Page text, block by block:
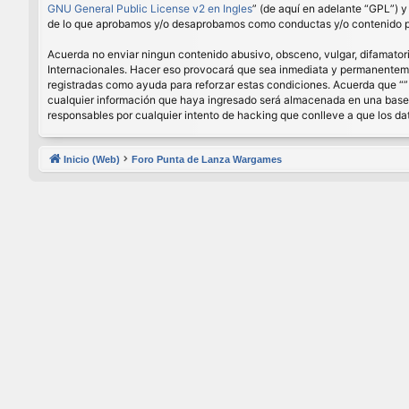
GNU General Public License v2 en Ingles” (de aquí en adelante “GPL”)
de lo que aprobamos y/o desaprobamos como conductas y/o
Acuerda no enviar ningun contenido abusivo, obsceno, vulgar,
Internacionales. Hacer eso provocará que sea inmediata y
registradas como ayuda para reforzar estas condiciones. Acuerda que
cualquier información que haya ingresado será almacenada en una
responsables por cualquier intento de hacking que conlleve a que los
Inicio (Web) Foro Punta de Lanza Wargames